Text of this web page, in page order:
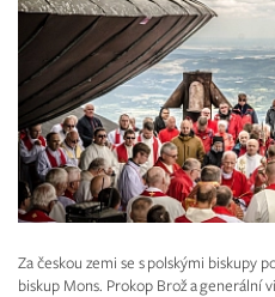
Za českou zemi se s polskými biskupy
biskup Mons. Prokop Brož a generální